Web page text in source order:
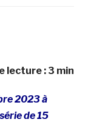
lecture : 3 min
2023 à
de 15